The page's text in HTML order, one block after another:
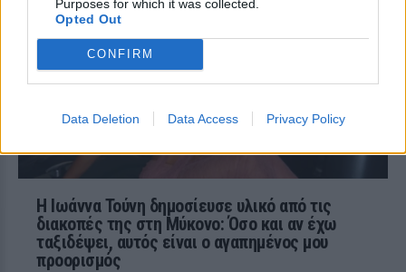
Purposes for which it was collected.
Opted Out
CONFIRM
Data Deletion Data Access Privacy Policy
Η τραγουδίστρια περιέγραψε μέσα από
έζησε όταν ο γιος της νοσηλευόταν στο
Η Ιωάννα Τούνη δημοσίευσε υλικό από τις
διακοπές της στη Μύκονο: Όσο και αν έχω
ταξιδέψει, αυτός είναι ο αγαπημένος μου
προορισμός